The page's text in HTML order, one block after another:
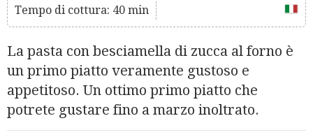
Tempo di cottura: 40 min
La pasta con besciamella di zucca al forno è
un primo piatto veramente gustoso e
appetitoso. Un ottimo primo piatto che
potrete gustare fino a marzo inoltrato.